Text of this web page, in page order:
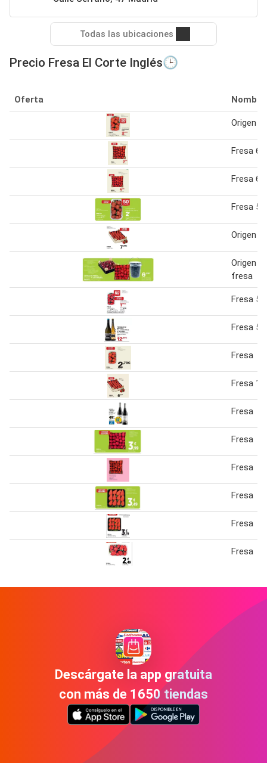
Todas las ubicaciones
Precio Fresa El Corte Inglés🕒
Oferta Nombre
Origen -
Fresa
Fresa
Fresa
Origen -
Origen -
fresa
Fresa
Fresa
Fresa
Fresa 1
Fresa
Fresa
Fresa
Fresa
Fresa
Fresa
Descárgate la app gratuita
con más de 1650 tiendas